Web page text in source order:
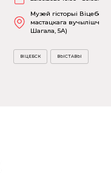
Музей гісторыі
мастацкага вучылішча
Шагала, 5А)
ВІЦЕБСК ВЫСТАВЫ